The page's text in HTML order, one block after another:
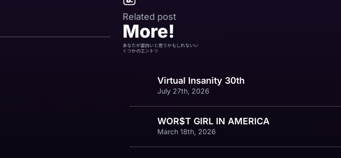
Related post
More!
あなたが面白いと思うかもしれないい
くつかのエントリ
Virtual Insanity 30th
July 27th, 2026
WOR$T GIRL IN AMERICA
March 18th, 2026